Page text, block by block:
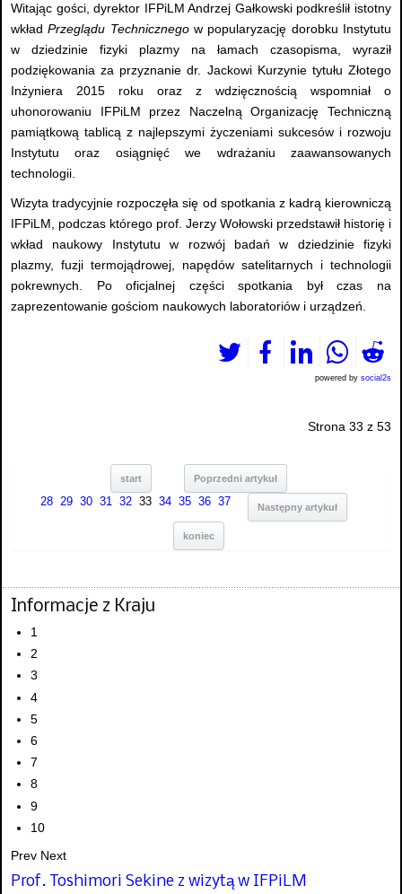
Witając gości, dyrektor IFPiLM Andrzej Gałkowski podkreślił istotny
wkładPrzeglądu Technicznegow popularyzację dorobku Instytutu
w dziedzinie fizyki plazmy na łamach czasopisma, wyraził
podziękowania za przyznanie dr. Jackowi Kurzynie tytułu Złotego
Inżyniera 2015 roku oraz z wdzięcznością wspomniał o
uhonorowaniu IFPiLM przez Naczelną Organizację Techniczną
pamiątkową tablicą z najlepszymi życzeniami sukcesów i rozwoju
Instytutu oraz osiągnięć we wdrażaniu zaawansowanych
technologii.
Wizyta tradycyjnie rozpoczęła się od spotkania z kadrą kierowniczą
IFPiLM, podczas którego prof. Jerzy Wołowski przedstawił historię i
wkład naukowy Instytutu w rozwój badań w dziedzinie fizyki
plazmy, fuzji termojądrowej, napędów satelitarnych i technologii
pokrewnych. Po oficjalnej części spotkania był czas na
zaprezentowanie gościom naukowych laboratoriów i urządzeń.
powered by social2s
Strona 33 z 53
start Poprzedni artykuł
28 29 30 31 32 33 34 35 36 37 Następny artykuł
koniec
Informacje z Kraju
1
2
3
4
5
6
7
8
9
10
Prev Next
Prof. Toshimori Sekine z wizytą w IFPiLM